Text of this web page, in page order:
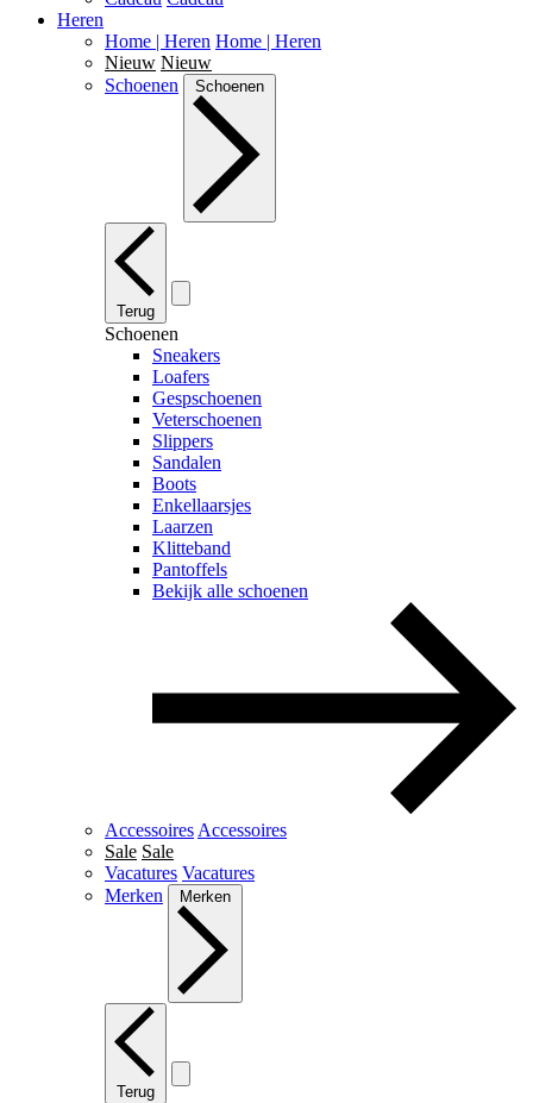
Heren
Home | Heren Home | Heren
Nieuw Nieuw
Schoenen
Schoenen
Terug
Schoenen
Sneakers
Loafers
Gespschoenen
Veterschoenen
Slippers
Sandalen
Boots
Enkellaarsjes
Laarzen
Klitteband
Pantoffels
Bekijk alle schoenen
Accessoires Accessoires
Sale Sale
Vacatures Vacatures
Merken
Merken
Terug